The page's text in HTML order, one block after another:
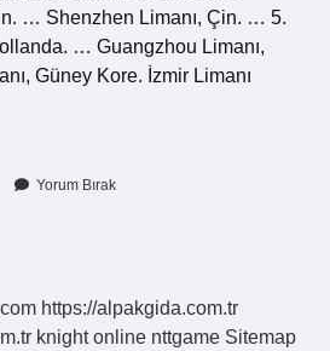
… Shenzhen Limanı, Çin. … 5.
… Guangzhou Limanı,
Güney Kore. İzmir Limanı
Yorum Bırak
https://alpakgida.com.tr
knight online nttgame Sitemap